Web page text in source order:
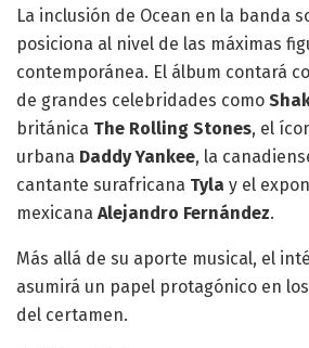
La inclusión de Ocean en la banda
posiciona al nivel de las máximas
contemporánea. El álbum contará
de grandes celebridades como
británica The Rolling Stones, el
urbana Daddy Yankee, la
cantante surafricana Tyla y el
mexicana Alejandro Fernández.
Más allá de su aporte musical, el
asumirá un papel protagónico en
del certamen.